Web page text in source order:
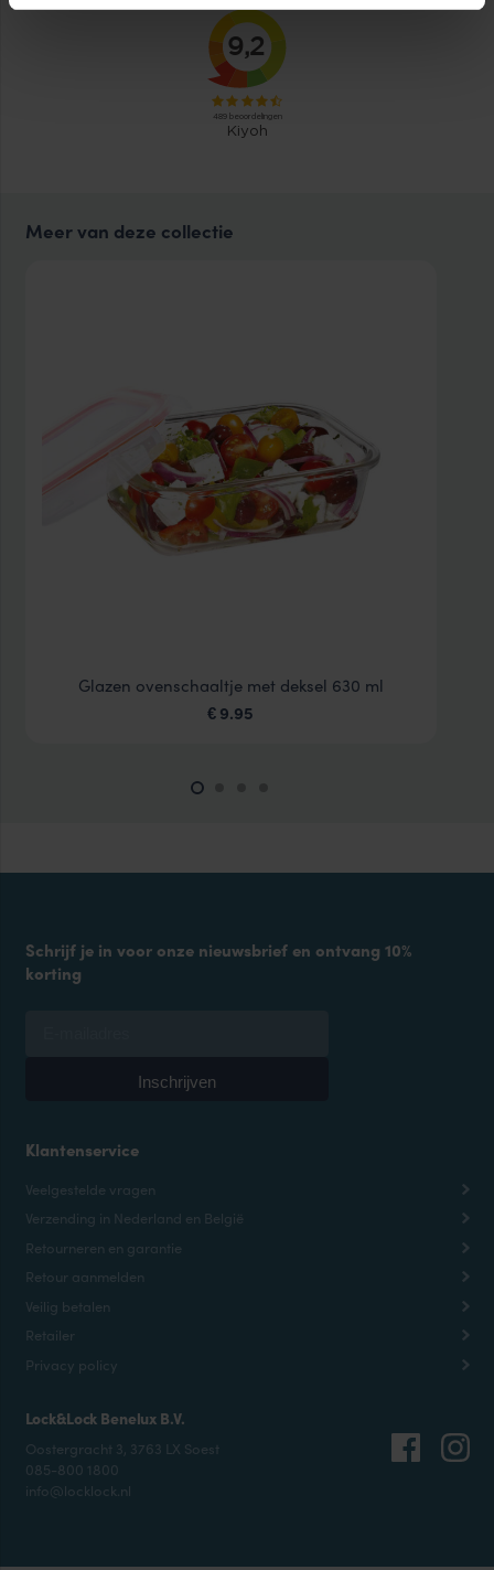
Meer van deze collectie
Glazen ovenschaaltje met deksel 630 ml
€ 9.95
Klantenservice
Veelgestelde vragen
Verzending in Nederland en België
Retourneren en garantie
Retour aanmelden
Veilig betalen
Retailer
Privacy policy
Lock&Lock Benelux B.V.
Oostergracht 3, 3763 LX Soest
085-800 1800
info@locklock.nl
Schrijf je in voor onze nieuwsbrief en ontvang 10%
korting